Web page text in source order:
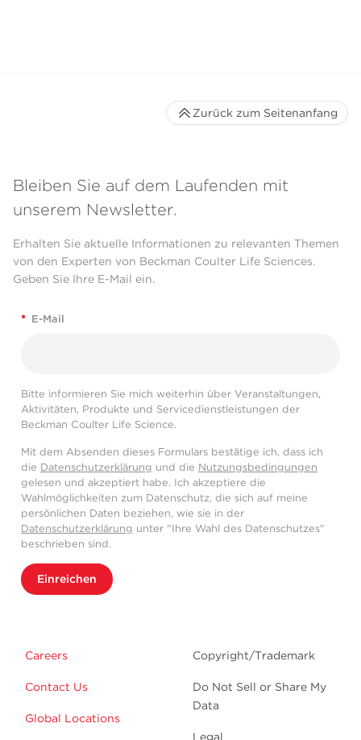
Bleiben Sie auf dem Laufenden mit
unserem Newsletter.
Erhalten Sie aktuelle Informationen zu relevanten Themen
von den Experten von Beckman Coulter Life Sciences.
Geben Sie Ihre E-Mail ein.
* E-Mail
Bitte informieren Sie mich weiterhin über Veranstaltungen,
Aktivitäten, Produkte und Servicedienstleistungen der
Beckman Coulter Life Science.
Mit dem Absenden dieses Formulars bestätige ich, dass ich
die Datenschutzerklärung und die Nutzungsbedingungen
gelesen und akzeptiert habe. Ich akzeptiere die
Wahlmöglichkeiten zum Datenschutz, die sich auf meine
persönlichen Daten beziehen, wie sie in der
Datenschutzerklärung unter "Ihre Wahl des Datenschutzes"
beschrieben sind.
Einreichen
Careers
Contact Us
Global Locations
Copyright/Trademark
Do Not Sell or Share My
Data
Legal
Zurück zum Seitenanfang